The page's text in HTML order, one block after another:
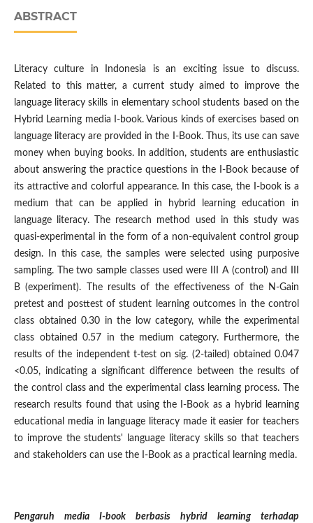
ABSTRACT
Literacy culture in Indonesia is an exciting issue to discuss.
Related to this matter, a current study aimed to improve the
language literacy skills in elementary school students based on the
Hybrid Learning media I-book. Various kinds of exercises based on
language literacy are provided in the I-Book. Thus, its use can save
money when buying books. In addition, students are enthusiastic
about answering the practice questions in the I-Book because of
its attractive and colorful appearance. In this case, the I-book is a
medium that can be applied in hybrid learning education in
language literacy. The research method used in this study was
quasi-experimental in the form of a non-equivalent control group
design. In this case, the samples were selected using purposive
sampling. The two sample classes used were III A (control) and III
B (experiment). The results of the effectiveness of the N-Gain
pretest and posttest of student learning outcomes in the control
class obtained 0.30 in the low category, while the experimental
class obtained 0.57 in the medium category. Furthermore, the
results of the independent t-test on sig. (2-tailed) obtained 0.047
<0.05, indicating a significant difference between the results of
the control class and the experimental class learning process. The
research results found that using the I-Book as a hybrid learning
educational media in language literacy made it easier for teachers
to improve the students' language literacy skills so that teachers
and stakeholders can use the I-Book as a practical learning media.
Pengaruh media I-book berbasis hybrid learning terhadap